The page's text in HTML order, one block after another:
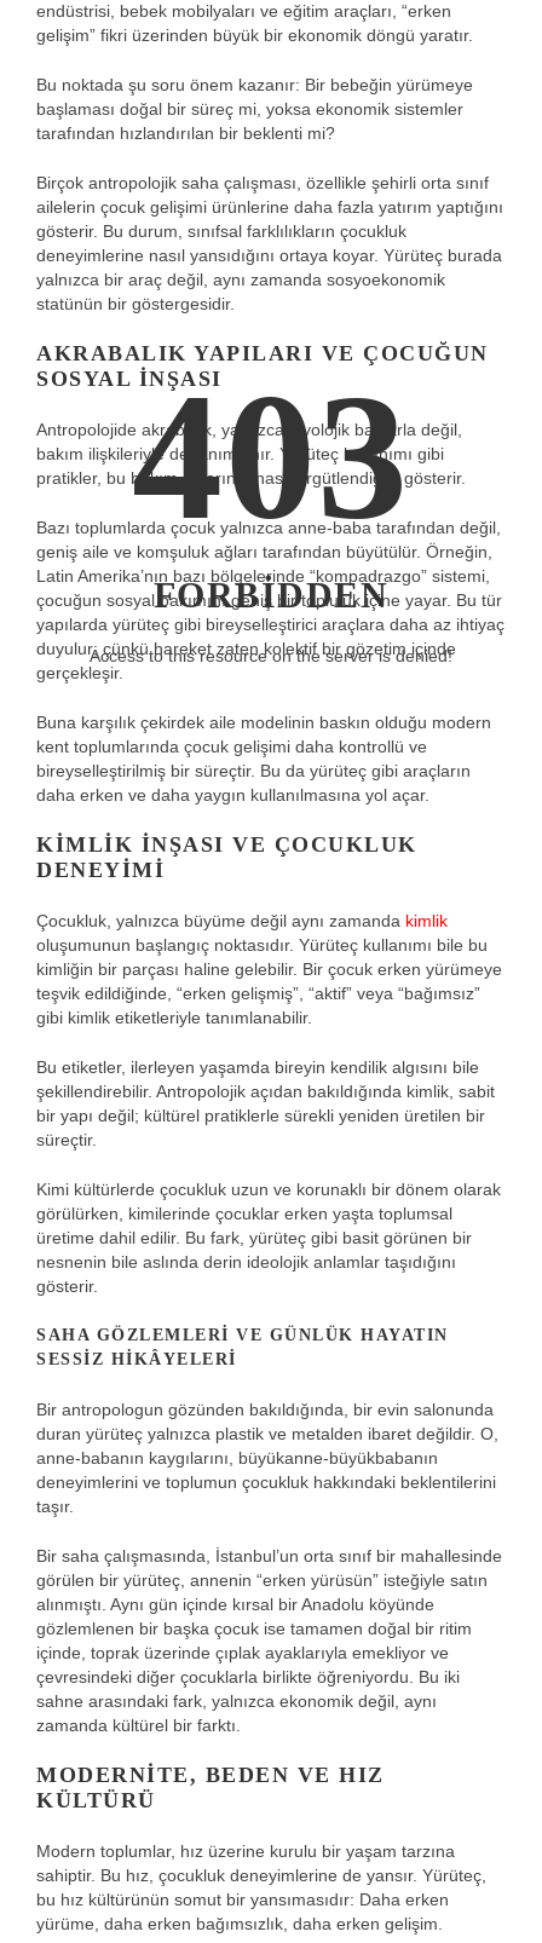
endüstrisi, bebek mobilyaları ve eğitim araçları, “erken
gelişim” fikri üzerinden büyük bir ekonomik döngü yaratır.
Bu noktada şu soru önem kazanır: Bir bebeğin yürümeye
başlaması doğal bir süreç mi, yoksa ekonomik sistemler
tarafından hızlandırılan bir beklenti mi?
Birçok antropolojik saha çalışması, özellikle şehirli orta sınıf
ailelerin çocuk gelişimi ürünlerine daha fazla yatırım yaptığını
gösterir. Bu durum, sınıfsal farklılıkların çocukluk
deneyimlerine nasıl yansıdığını ortaya koyar. Yürüteç burada
yalnızca bir araç değil, aynı zamanda sosyoekonomik
statünün bir göstergesidir.
AKRABALIK YAPILARI VE ÇOCUĞUN
SOSYAL İNŞASI
Antropolojide akrabalık, yalnızca biyolojik bağlarla değil,
bakım ilişkileriyle de tanımlanır. Yürüteç kullanımı gibi
pratikler, bu bakım ağlarının nasıl örgütlendiğini gösterir.
Bazı toplumlarda çocuk yalnızca anne-baba tarafından değil,
geniş aile ve komşuluk ağları tarafından büyütülür. Örneğin,
Latin Amerika’nın bazı bölgelerinde “kompadrazgo” sistemi,
çocuğun sosyal bakımını geniş bir topluluk içine yayar. Bu tür
yapılarda yürüteç gibi bireyselleştirici araçlara daha az ihtiyaç
duyulur; çünkü hareket zaten kolektif bir gözetim içinde
gerçekleşir.
Buna karşılık çekirdek aile modelinin baskın olduğu modern
kent toplumlarında çocuk gelişimi daha kontrollü ve
bireyselleştirilmiş bir süreçtir. Bu da yürüteç gibi araçların
daha erken ve daha yaygın kullanılmasına yol açar.
KIMLIK İNŞASI VE ÇOCUKLUK
DENEYIMI
Çocukluk, yalnızca büyüme değil aynı zamanda kimlik
oluşumunun başlangıç noktasıdır. Yürüteç kullanımı bile bu
kimliğin bir parçası haline gelebilir. Bir çocuk erken yürümeye
teşvik edildiğinde, “erken gelişmiş”, “aktif” veya “bağımsız”
gibi kimlik etiketleriyle tanımlanabilir.
Bu etiketler, ilerleyen yaşamda bireyin kendilik algısını bile
şekillendirebilir. Antropolojik açıdan bakıldığında kimlik, sabit
bir yapı değil; kültürel pratiklerle sürekli yeniden üretilen bir
süreçtir.
Kimi kültürlerde çocukluk uzun ve korunaklı bir dönem olarak
görülürken, kimilerinde çocuklar erken yaşta toplumsal
üretime dahil edilir. Bu fark, yürüteç gibi basit görünen bir
nesnenin bile aslında derin ideolojik anlamlar taşıdığını
gösterir.
SAHA GÖZLEMLERI VE GÜNLÜK HAYATIN
SESSIZ HIKÂYELERI
Bir antropologun gözünden bakıldığında, bir evin salonunda
duran yürüteç yalnızca plastik ve metalden ibaret değildir. O,
anne-babanın kaygılarını, büyükanne-büyükbabanın
deneyimlerini ve toplumun çocukluk hakkındaki beklentilerini
taşır.
Bir saha çalışmasında, İstanbul’un orta sınıf bir mahallesinde
görülen bir yürüteç, annenin “erken yürüsün” isteğiyle satın
alınmıştı. Aynı gün içinde kırsal bir Anadolu köyünde
gözlemlenen bir başka çocuk ise tamamen doğal bir ritim
içinde, toprak üzerinde çıplak ayaklarıyla emekliyor ve
çevresindeki diğer çocuklarla birlikte öğreniyordu. Bu iki
sahne arasındaki fark, yalnızca ekonomik değil, aynı
zamanda kültürel bir farktı.
MODERNITE, BEDEN VE HIZ
KÜLTÜRÜ
Modern toplumlar, hız üzerine kurulu bir yaşam tarzına
sahiptir. Bu hız, çocukluk deneyimlerine de yansır. Yürüteç,
bu hız kültürünün somut bir yansımasıdır: Daha erken
yürüme, daha erken bağımsızlık, daha erken gelişim.
403
FORBIDDEN
Access to this resource on the server is denied!